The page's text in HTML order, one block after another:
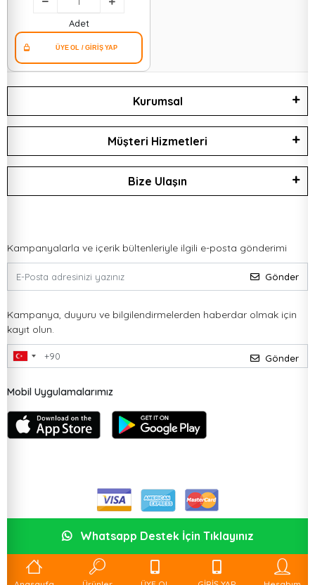
Adet
Kurumsal
Müşteri Hizmetleri
Bize Ulaşın
Kampanyalarla ve içerik bültenleriyle ilgili e-posta gönderimi
Gönder
Kampanya, duyuru ve bilgilendirmelerden haberdar olmak için
kayıt olun.
Gönder
Mobil Uygulamalarımız
Whatsapp Destek İçin Tıklayınız